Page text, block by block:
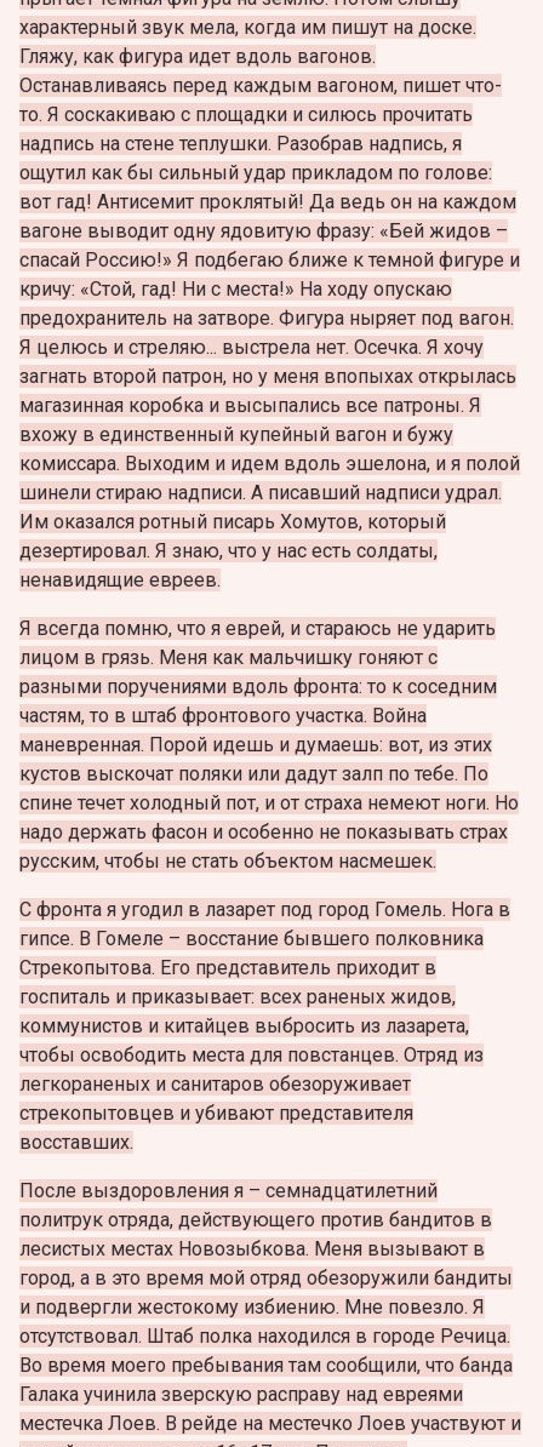
характерный звук мела, когда им пишут на доске.
Гляжу, как фигура идет вдоль вагонов.
Останавливаясь перед каждым вагоном, пишет что-
то. Я соскакиваю с площадки и силюсь прочитать
надпись на стене теплушки. Разобрав надпись, я
ощутил как бы сильный удар прикладом по голове:
вот гад! Антисемит проклятый! Да ведь он на каждом
вагоне выводит одну ядовитую фразу: «Бей жидов –
спасай Россию!» Я подбегаю ближе к темной фигуре и
кричу: «Стой, гад! Ни с места!» На ходу опускаю
предохранитель на затворе. Фигура ныряет под вагон.
Я целюсь и стреляю... выстрела нет. Осечка. Я хочу
загнать второй патрон, но у меня впопыхах открылась
магазинная коробка и высыпались все патроны. Я
вхожу в единственный купейный вагон и бужу
комиссара. Выходим и идем вдоль эшелона, и я полой
шинели стираю надписи. А писавший надписи удрал.
Им оказался ротный писарь Хомутов, который
дезертировал. Я знаю, что у нас есть солдаты,
ненавидящие евреев.
Я всегда помню, что я еврей, и стараюсь не ударить
лицом в грязь. Меня как мальчишку гоняют с
разными поручениями вдоль фронта: то к соседним
частям, то в штаб фронтового участка. Война
маневренная. Порой идешь и думаешь: вот, из этих
кустов выскочат поляки или дадут залп по тебе. По
спине течет холодный пот, и от страха немеют ноги. Но
надо держать фасон и особенно не показывать страх
русским, чтобы не стать объектом насмешек.
С фронта я угодил в лазарет под город Гомель. Нога в
гипсе. В Гомеле – восстание бывшего полковника
Стрекопытова. Его представитель приходит в
госпиталь и приказывает: всех раненых жидов,
коммунистов и китайцев выбросить из лазарета,
чтобы освободить места для повстанцев. Отряд из
легкораненых и санитаров обезоруживает
стрекопытовцев и убивают представителя
восставших.
После выздоровления я – семнадцатилетний
политрук отряда, действующего против бандитов в
лесистых местах Новозыбкова. Меня вызывают в
город, а в это время мой отряд обезоружили бандиты
и подвергли жестокому избиению. Мне повезло. Я
отсутствовал. Штаб полка находился в городе Речица.
Во время моего пребывания там сообщили, что банда
Галака учинила зверскую расправу над евреями
местечка Лоев. В рейде на местечко Лоев участвуют и